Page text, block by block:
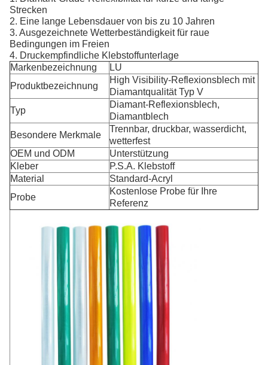
Strecken
2. Eine lange Lebensdauer von bis zu 10 Jahren
3. Ausgezeichnete Wetterbeständigkeit für raue
Bedingungen im Freien
4. Druckempfindliche Klebstoffunterlage
Markenbezeichnung
LU
Produktbezeichnung
High Visibility-Reflexionsblech mit
Diamantqualität Typ V
Typ
Diamant-Reflexionsblech,
Diamantblech
Besondere Merkmale
Trennbar, druckbar, wasserdicht,
wetterfest
OEM und ODM
Unterstützung
Kleber
P.S.A. Klebstoff
Material
Standard-Acryl
Probe
Kostenlose Probe für Ihre
Referenz